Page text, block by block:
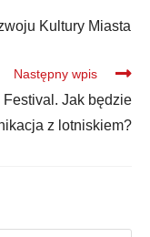
Kultury Miasta
Następny wpis
Jak będzie
z lotniskiem?